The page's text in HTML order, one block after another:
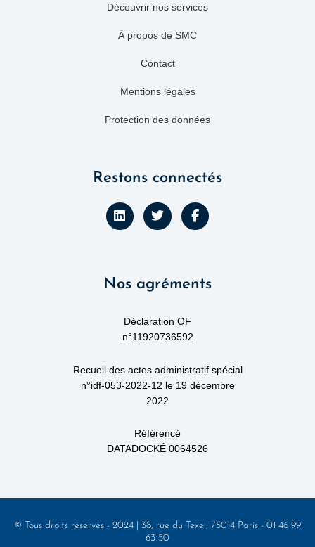
Découvrir nos services
À propos de SMC
Contact
Mentions légales
Protection des données
Restons connectés
L
i
n
i
T
w
i
r
F
a
c
o
Nos agréments
Déclaration OF
n°11920736592
Recueil des actes administratif spécial
n°idf-053-2022-12 le 19 décembre
2022
Référencé
DATADOCKÉ 0064526
© Tous droits réservés - 2024 | 38, rue du Texel, 75014 Paris - 01 46 99
63 50